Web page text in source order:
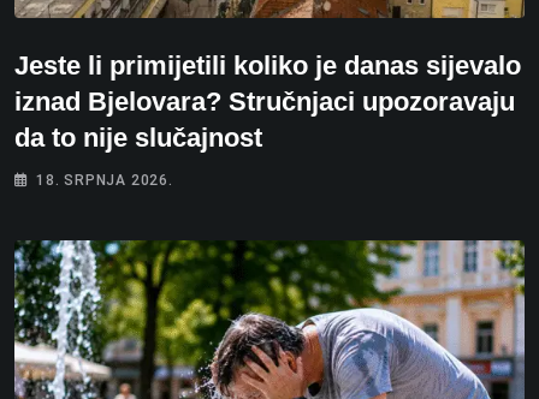
Jeste li primijetili koliko je danas sijevalo
iznad Bjelovara? Stručnjaci upozoravaju
da to nije slučajnost
18. SRPNJA 2026.